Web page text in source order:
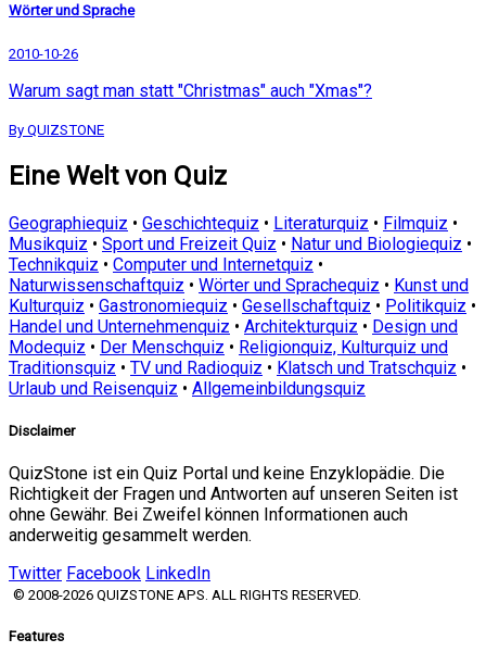
Wörter und Sprache
2010-10-26
Warum sagt man statt "Christmas" auch "Xmas"?
By QUIZSTONE
Eine Welt von Quiz
Geographiequiz • Geschichtequiz • Literaturquiz • Filmquiz •
Musikquiz • Sport und Freizeit Quiz • Natur und Biologiequiz •
Technikquiz • Computer und Internetquiz •
Naturwissenschaftquiz • Wörter und Sprachequiz • Kunst und
Kulturquiz • Gastronomiequiz • Gesellschaftquiz • Politikquiz •
Handel und Unternehmenquiz • Architekturquiz • Design und
Modequiz • Der Menschquiz • Religionquiz, Kulturquiz und
Traditionsquiz • TV und Radioquiz • Klatsch und Tratschquiz •
Urlaub und Reisenquiz • Allgemeinbildungsquiz
Disclaimer
QuizStone ist ein Quiz Portal und keine Enzyklopädie. Die
Richtigkeit der Fragen und Antworten auf unseren Seiten ist
ohne Gewähr. Bei Zweifel können Informationen auch
anderweitig gesammelt werden.
Twitter Facebook LinkedIn
© 2008-2026 QUIZSTONE APS. ALL RIGHTS RESERVED.
Features